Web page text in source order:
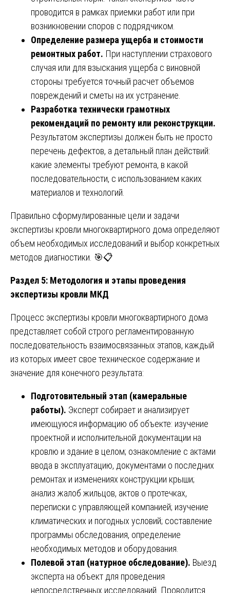
проводится в рамках приемки работ или при
возникновении споров с подрядчиком.
Определение размера ущерба и стоимости
ремонтных работ. При наступлении страхового
случая или для взыскания ущерба с виновной
стороны требуется точный расчет объемов
повреждений и сметы на их устранение.
Разработка технически грамотных
рекомендаций по ремонту или реконструкции.
Результатом экспертизы должен быть не просто
перечень дефектов, а детальный план действий:
какие элементы требуют ремонта, в какой
последовательности, с использованием каких
материалов и технологий.
Правильно сформулированные цели и задачи
экспертизы кровли многоквартирного дома определяют
объем необходимых исследований и выбор конкретных
методов диагностики. 🎯📋
Раздел 5: Методология и этапы проведения
экспертизы кровли МКД
Процесс экспертизы кровли многоквартирного дома
представляет собой строго регламентированную
последовательность взаимосвязанных этапов, каждый
из которых имеет свое техническое содержание и
значение для конечного результата:
Подготовительный этап (камеральные
работы). Эксперт собирает и анализирует
имеющуюся информацию об объекте: изучение
проектной и исполнительной документации на
кровлю и здание в целом; ознакомление с актами
ввода в эксплуатацию, документами о последних
ремонтах и изменениях конструкции крыши;
анализ жалоб жильцов, актов о протечках,
переписки с управляющей компанией; изучение
климатических и погодных условий; составление
программы обследования, определение
необходимых методов и оборудования.
Полевой этап (натурное обследование). Выезд
эксперта на объект для проведения
непосредственных исследований. Проводится